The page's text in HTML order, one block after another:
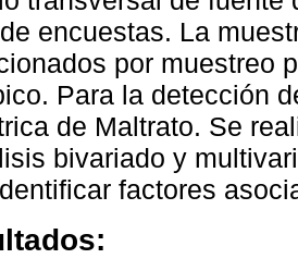
encuestas. La
por muestreo
Para la detección
de Maltrato. Se
bivariado y
factores